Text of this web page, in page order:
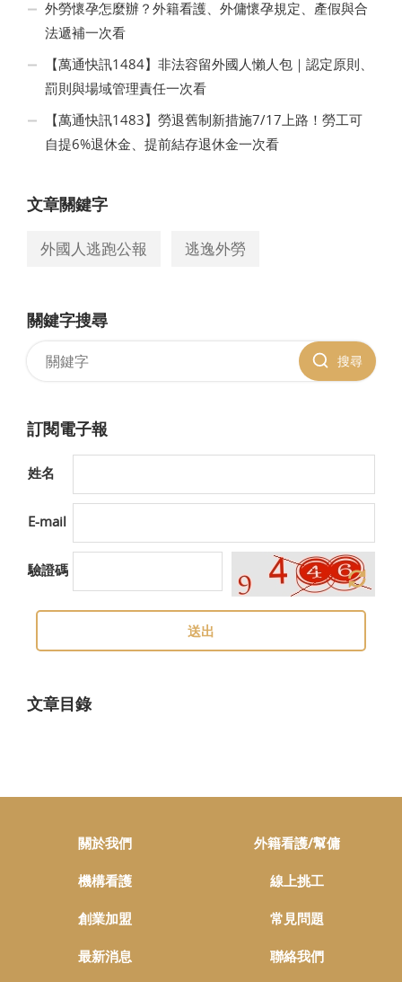
外勞懷孕怎麼辦？外籍看護、外傭懷孕規定、產假與合
法遞補一次看
【萬通快訊1484】非法容留外國人懶人包｜認定原則、
罰則與場域管理責任一次看
【萬通快訊1483】勞退舊制新措施7/17上路！勞工可
自提6%退休金、提前結存退休金一次看
文章關鍵字
外國人逃跑公報 逃逸外勞
關鍵字搜尋
搜尋
訂閱電子報
姓名
E-mail
驗證碼
送出
文章目錄
關於我們 外籍看護/幫傭
機構看護 線上挑工
創業加盟 常見問題
最新消息 聯絡我們